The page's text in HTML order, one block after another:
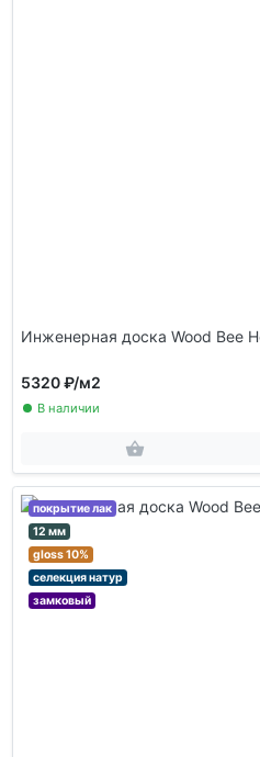
Инженерная доска Wood Bee
5320 ₽/м2
В наличии
покрытие лак
12 мм
gloss 10%
селекция натур
замковый